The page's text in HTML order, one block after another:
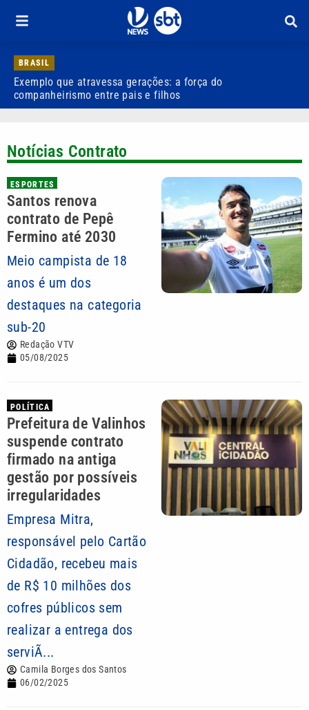
BRASIL
Exemplo que atravessa gerações: a força do
companheirismo entre pais e filhos
Notícias Contrato
ESPORTES
Santos renova
contrato de Pepê
Fermino até 2030
Meio campista de 18
anos é um dos
destaques na categoria
sub-20
Redação VTV
05/08/2025
POLÍTICA
Prefeitura de Valinhos
suspende contrato
firmado na antiga
gestão por possíveis
irregularidades
Empresa Mitra,
responsável pelo Cartão
Cidadão, recebeu mais
de R$ 10 milhões dos
cofres públicos sem
realizar a entrega dos
serviÃ...
Camila Borges dos Santos
06/02/2025